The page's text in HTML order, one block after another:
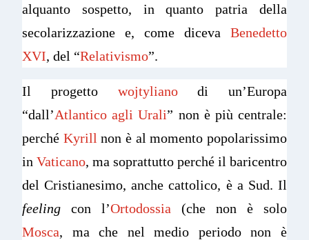
alquanto sospetto, in quanto patria della
secolarizzazione e, come diceva Benedetto
XVI, del “Relativismo”.
Il progetto wojtylianodi un’Europa
“dall’Atlantico agli Urali” non è più centrale:
perché Kyrill non è al momento popolarissimo
in Vaticano, ma soprattutto perché il baricentro
del Cristianesimo, anche cattolico, è a Sud. Il
feeling con l’Ortodossia (che non è solo
Mosca, ma che nel medio periodo non è